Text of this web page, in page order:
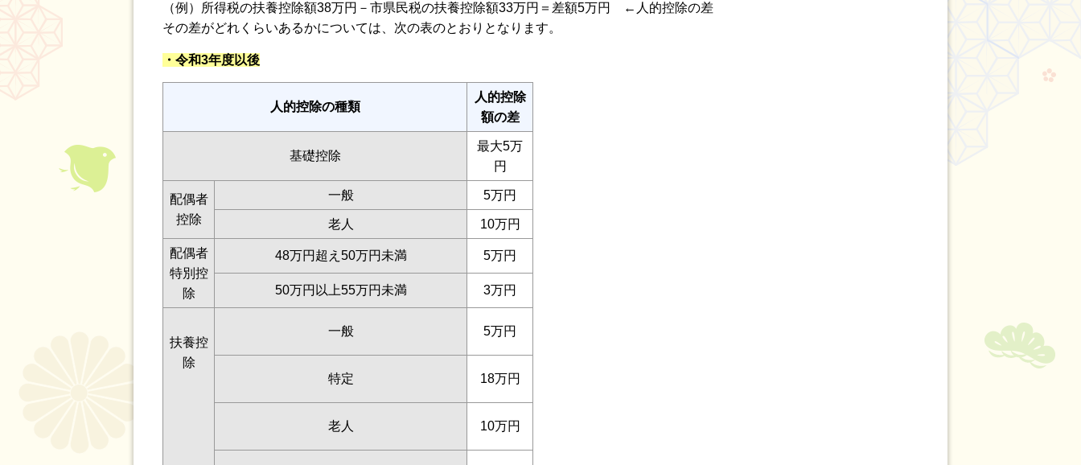
（例）所得税の扶養控除額38万円－市県民税の扶養控除額33万円＝差額5万円 ←人的控除の差
その差がどれくらいあるかについては、次の表のとおりとなります。
・令和3年度以後
人的控除の種類
人的控除
額の差
基礎控除
最大5万
円
配偶者
控除
一般 5万円
老人 10万円
配偶者
特別控
除
48万円超え50万円未満 5万円
50万円以上55万円未満 3万円
扶養控
除
一般 5万円
特定 18万円
老人 10万円